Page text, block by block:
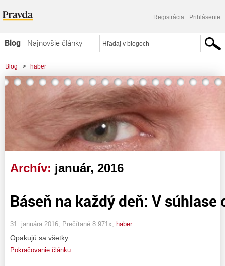
Registrácia Prihlásenie
Blog
Najnovšie články
Najčítanejšie články
Najkomentovanejšie články
Zoznam blogov
Komerčné blogy
Blog > haber
Archív: január, 2016
Báseň na každý deň: V súhlase
31. januára 2016, Prečítané 8 971x, haber
Opakujú sa všetky
Pokračovanie článku